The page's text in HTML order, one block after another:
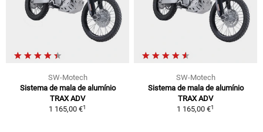
SW-Motech
Sistema de mala de alumínio
TRAX ADV
1 165,00 €1
SW-Motech
Sistema de mala de alumínio
TRAX ADV
1 165,00 €1